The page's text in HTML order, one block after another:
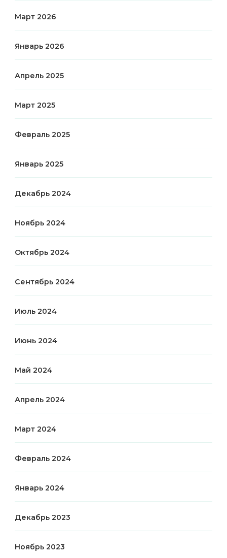
Март 2026
Январь 2026
Апрель 2025
Март 2025
Февраль 2025
Январь 2025
Декабрь 2024
Ноябрь 2024
Октябрь 2024
Сентябрь 2024
Июль 2024
Июнь 2024
Май 2024
Апрель 2024
Март 2024
Февраль 2024
Январь 2024
Декабрь 2023
Ноябрь 2023